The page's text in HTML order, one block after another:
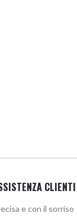
CLIENTI
e con il sorriso